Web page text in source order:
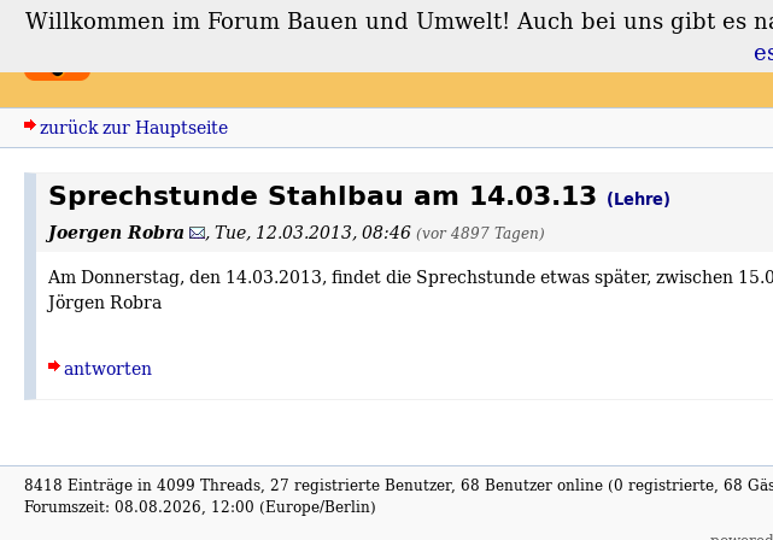
Forum Bauen und Umwelt
zurück zur Hauptseite
Sprechstunde Stahlbau am 14.03.13 (Lehre)
Joergen Robra ,Tue, 12.03.2013, 08:46 (vor 4897 Tagen)
Am Donnerstag, den 14.03.2013, findet die Sprechstunde etwas später, zwischen
Jörgen Robra
antworten
8418 Einträge in 4099 Threads, 27 registrierte Benutzer, 68 Benutzer online (0 registrierte, 68
Forumszeit: 08.08.2026, 12:00 (Europe/Berlin)
Willkommen im Forum Bauen und Umwelt! Auch bei uns gibt es